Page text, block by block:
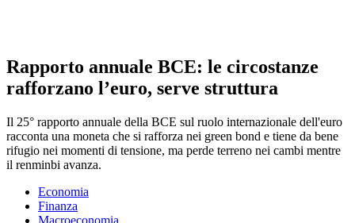
Rapporto annuale BCE: le circostanze
rafforzano l’euro, serve struttura
Il 25° rapporto annuale della BCE sul ruolo internazionale dell'euro
racconta una moneta che si rafforza nei green bond e tiene da bene
rifugio nei momenti di tensione, ma perde terreno nei cambi mentre
il renminbi avanza.
Economia
Finanza